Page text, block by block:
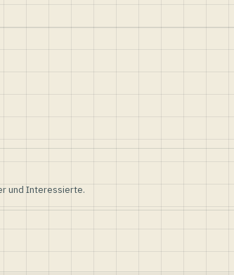
und Interessierte.